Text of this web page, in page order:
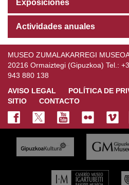
Exposiciones
Actividades anuales
MUSEO ZUMALAKARREGI
20216 Ormaiztegi (Gipuzkoa) Tel.:
943 880 138
AVISO LEGAL
POLÍTICA DE
SITIO
CONTACTO